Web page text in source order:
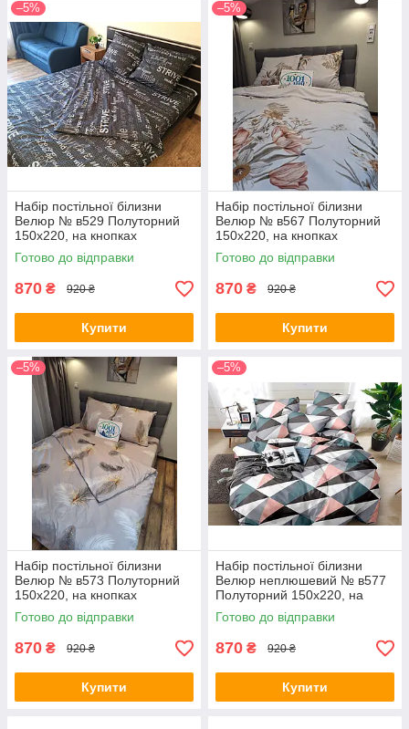
–5%
Набір постільної білизни
Велюр № в529 Полуторний
150х220, на кнопках
Готово до відправки
870 ₴ 920 ₴
Купити
–5%
Набір постільної білизни
Велюр № в567 Полуторний
150х220, на кнопках
Готово до відправки
870 ₴ 920 ₴
Купити
–5%
Набір постільної білизни
Велюр № в573 Полуторний
150х220, на кнопках
Готово до відправки
870 ₴ 920 ₴
Купити
–5%
Набір постільної білизни
Велюр неплюшевий № в577
Полуторний 150х220, на
кнопках
Готово до відправки
870 ₴ 920 ₴
Купити